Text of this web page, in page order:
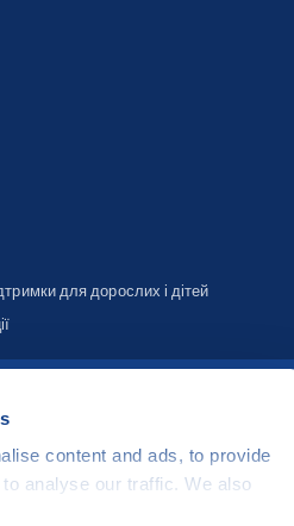
content and ads, to provide
analyse our traffic. We also
для дорослих і дітей
24, 120 00 Praha 2 Czech Republic